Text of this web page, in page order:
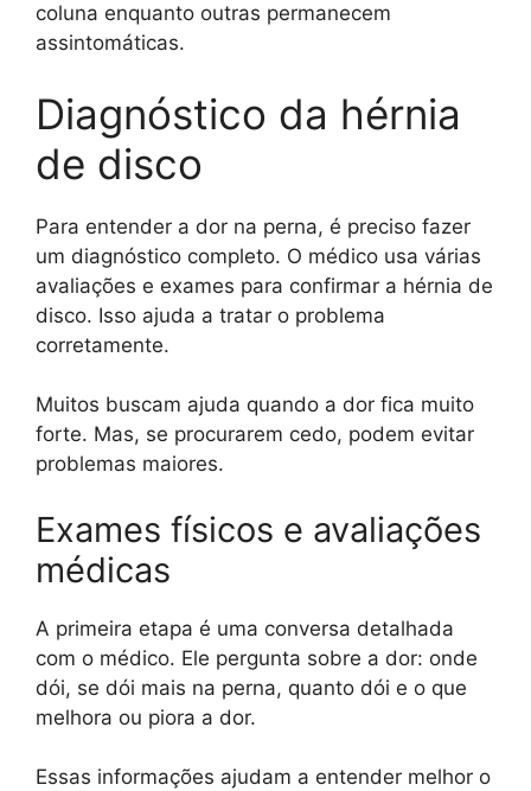
coluna enquanto outras permanecem
assintomáticas.
Diagnóstico da hérnia
de disco
Para entender a dor na perna, é preciso fazer
um diagnóstico completo. O médico usa várias
avaliações e exames para confirmar a hérnia de
disco. Isso ajuda a tratar o problema
corretamente.
Muitos buscam ajuda quando a dor fica muito
forte. Mas, se procurarem cedo, podem evitar
problemas maiores.
Exames físicos e avaliações
médicas
A primeira etapa é uma conversa detalhada
com o médico. Ele pergunta sobre a dor: onde
dói, se dói mais na perna, quanto dói e o que
melhora ou piora a dor.
Essas informações ajudam a entender melhor o